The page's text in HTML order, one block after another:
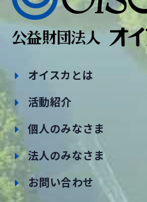
オイスカとは
活動紹介
個人のみなさま
法人のみなさま
お問い合わせ